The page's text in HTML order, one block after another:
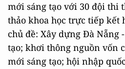
mới sáng tạo với 30 đội thi
thảo khoa học trực tiếp kết
chủ đề: Xây dựng Đà Nẵng
tạo; khơi thông nguồn vốn
mới sáng tạo; hội nhập